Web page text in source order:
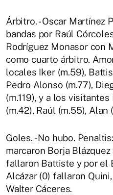
Árbitro. - Oscar Martínez
bandas por Raúl
Rodríguez Monasor con
como cuarto árbitro.
locales Iker (m.59),
Pedro Alonso (m.77),
(m.119), y a los visitantes
(m.42), Raúl (m.55), Alan
Goles. - No hubo.
marcaron Borja
fallaron Battiste y por el
Alcázar (0) fallaron
Walter Cáceres.